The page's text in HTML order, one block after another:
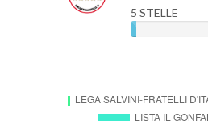
5 STELLE